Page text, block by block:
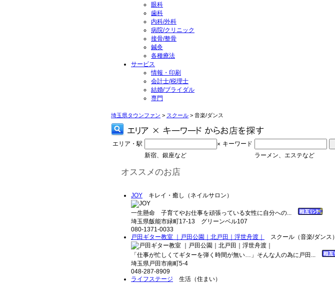
眼科
歯科
内科/外科
病院/クリニック
接骨/整骨
鍼灸
各種療法
サービス
情報・印刷
会計士/税理士
結婚/ブライダル
専門
埼玉県タウンファン > スクール > 音楽/ダンス
エリア・駅 × キーワード
新宿、銀座など
ラーメン、エステなど
オススメのお店
JOY キレイ・癒し（ネイルサロン）
一生懸命 子育てやお仕事を頑張っている女性に自分への...
埼玉県飯能市緑町17-13 グリーンベル107
080-1371-0033
戸田ギター教室 ｜戸田公園｜北戸田｜浮世舟渡｜
スクール（音楽/ダンス）
「仕事が忙しくてギターを弾く時間が無い…」そんな人の為に戸田...
埼玉県戸田市南町5-4
048-287-8909
ライフステージ 生活（住まい）